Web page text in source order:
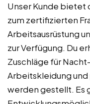
Unser Kunde bietet
zum zertifizierten
Arbeitsausrüstung
zur Verfügung. Du
Zuschläge für
Arbeitskleidung
werden gestellt. Es